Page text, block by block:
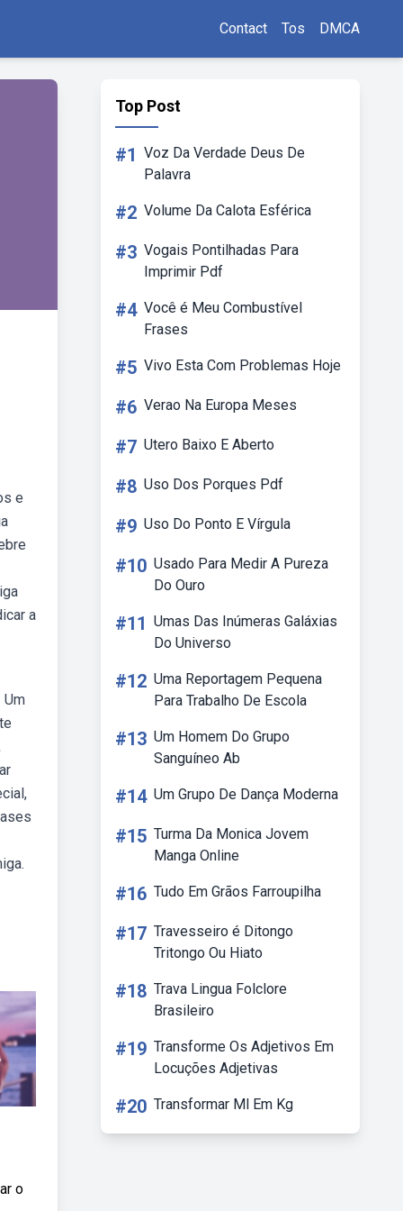
Contact Tos DMCA
e
a
Um
o
Top Post
#1 Voz Da Verdade Deus De
Palavra
#2 Volume Da Calota Esférica
#3 Vogais Pontilhadas Para
Imprimir Pdf
#4 Você é Meu Combustível
Frases
#5 Vivo Esta Com Problemas Hoje
#6 Verao Na Europa Meses
#7 Utero Baixo E Aberto
#8 Uso Dos Porques Pdf
#9 Uso Do Ponto E Vírgula
#10 Usado Para Medir A Pureza
Do Ouro
#11 Umas Das Inúmeras Galáxias
Do Universo
#12 Uma Reportagem Pequena
Para Trabalho De Escola
#13 Um Homem Do Grupo
Sanguíneo Ab
#14 Um Grupo De Dança Moderna
#15 Turma Da Monica Jovem
Manga Online
#16 Tudo Em Grãos Farroupilha
#17 Travesseiro é Ditongo
Tritongo Ou Hiato
#18 Trava Lingua Folclore
Brasileiro
#19 Transforme Os Adjetivos Em
Locuções Adjetivas
#20 Transformar Ml Em Kg